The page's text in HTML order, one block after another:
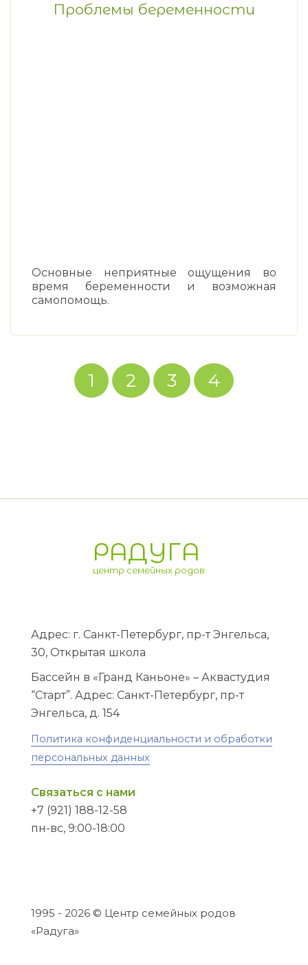
Проблемы беременности
Основные неприятные ощущения во
время беременности и возможная
самопомощь.
1 2 3 4
РАДУГА
центр семейных родов
Адрес: г. Санкт-Петербург, пр-т Энгельса,
30, Открытая школа
Бассейн в «Гранд Каньоне» – Аквастудия
“Старт”. Адрес: Санкт-Петербург, пр-т
Энгельса, д. 154
Политика конфиденциальности и обработки
персональных данных
Связаться с нами
+7 (921) 188-12-58
пн-вс, 9:00-18:00
1995 - 2026 © Центр семейных родов
«Радуга»